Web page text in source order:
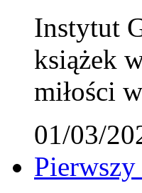
Instytut
książek
miłości
01/03/